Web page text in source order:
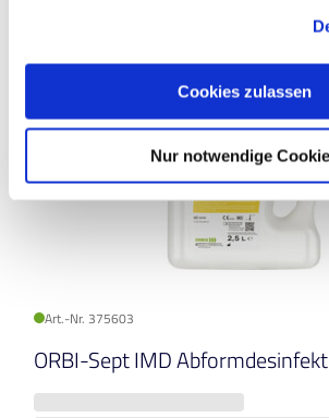
Cookies zulassen
Nur notwendige
Art.-Nr. 375603
ORBI-Sept IMD